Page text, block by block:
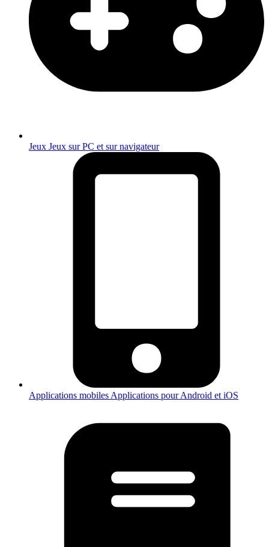
Jeux Jeux sur PC et sur navigateur
Applications mobiles Applications pour Android et iOS